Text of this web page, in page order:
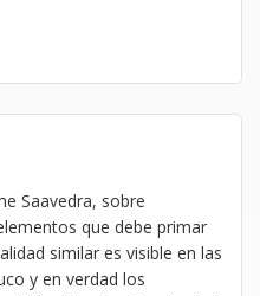
Saavedra, sobre
que debe primar
similar es visible en las
y en verdad los